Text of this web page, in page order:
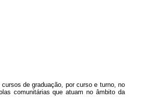
de graduação, por curso e turno, no
comunitárias que atuam no âmbito da